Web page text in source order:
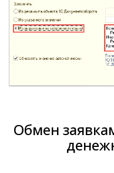
Обмен